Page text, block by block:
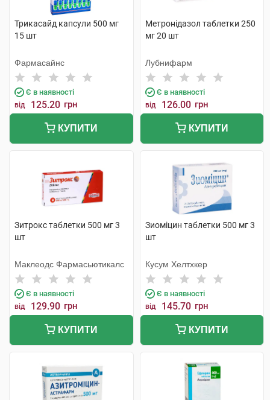
Трикасайд капсули 500 мг
15 шт
Фармасайнс
Є в наявності
від 125.20 грн
КУПИТИ
Метронідазол таблетки 250
мг 20 шт
Лубнифарм
Є в наявності
від 126.00 грн
КУПИТИ
Зитрокс таблетки 500 мг 3
шт
Маклеодс Фармасьютикалс
Є в наявності
від 129.90 грн
КУПИТИ
Зиоміцин таблетки 500 мг 3
шт
Кусум Хелтхкер
Є в наявності
від 145.70 грн
КУПИТИ